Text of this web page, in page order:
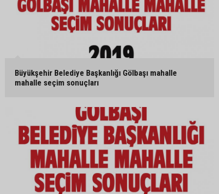
Büyükşehir Belediye Başkanlığı Gölbaşı mahalle
mahalle seçim sonuçları